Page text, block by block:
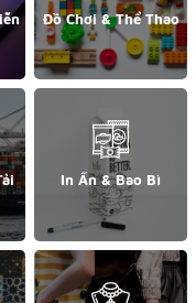
Đồ Chơi & Thể Thao
In Ấn & Bao Bì